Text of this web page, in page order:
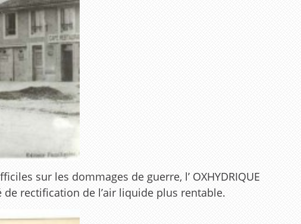
sur les dommages de guerre, l’ OXHYDRIQUE
de rectification de l’air liquide plus rentable.